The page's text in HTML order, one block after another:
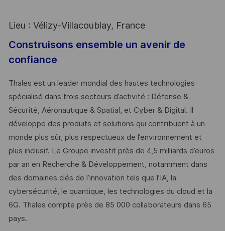
Lieu : Vélizy-Villacoublay, France
Construisons ensemble un avenir de
confiance
Thales est un leader mondial des hautes technologies
spécialisé dans trois secteurs d’activité : Défense &
Sécurité, Aéronautique & Spatial, et Cyber & Digital. Il
développe des produits et solutions qui contribuent à un
monde plus sûr, plus respectueux de l’environnement et
plus inclusif. Le Groupe investit près de 4,5 milliards d’euros
par an en Recherche & Développement, notamment dans
des domaines clés de l’innovation tels que l’IA, la
cybersécurité, le quantique, les technologies du cloud et la
6G. Thales compte près de 85 000 collaborateurs dans 65
pays. ​